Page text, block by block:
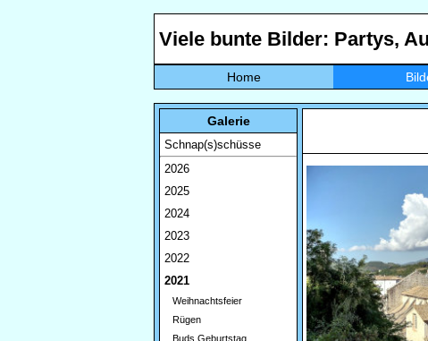
Viele bunte Bilder: Partys,
Home
Galerie
Schnap(s)schüsse
2026
2025
2024
2023
2022
2021
Weihnachtsfeier
Rügen
Buds Geburtstag